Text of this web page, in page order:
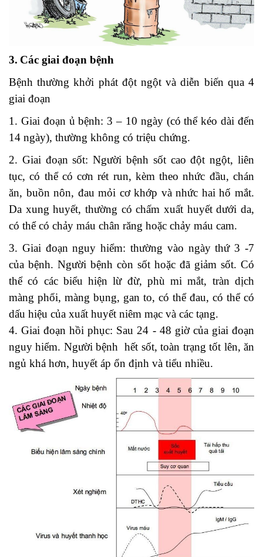
3. Các giai đoạn bệnh
Bệnh thường khởi phát đột ngột và diễn biến qua 4
giai đoạn
1. Giai đoạn ủ bệnh: 3 – 10 ngày (có thể kéo dài đến
14 ngày), thường không có triệu chứng.
2. Giai đoạn sốt: Người bệnh sốt cao đột ngột, liên
tục, có thể có cơn rét run, kèm theo nhức đầu, chán
ăn, buồn nôn, đau mỏi cơ khớp và nhức hai hố mắt.
Da xung huyết, thường có chấm xuất huyết dưới da,
có thể có chảy máu chân răng hoặc chảy máu cam.
3. Giai đoạn nguy hiểm: thường vào ngày thứ 3 -7
của bệnh. Người bệnh còn sốt hoặc đã giảm sốt. Có
thể có các biểu hiện lừ đừ, phù mi mắt, tràn dịch
màng phổi, màng bụng, gan to, có thể đau, có thể có
dấu hiệu của xuất huyết niêm mạc và các tạng.
4. Giai đoạn hồi phục: Sau 24 - 48 giờ của giai đoạn
nguy hiểm. Người bệnh hết sốt, toàn trạng tốt lên, ăn
ngủ khá hơn, huyết áp ổn định và tiểu nhiều.